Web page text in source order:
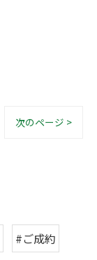
次のページ >
#ご成約